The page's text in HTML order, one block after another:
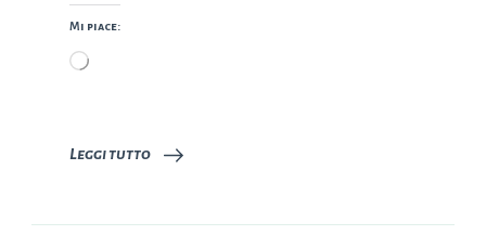
Mi piace:
Caricamento
Leggi tutto